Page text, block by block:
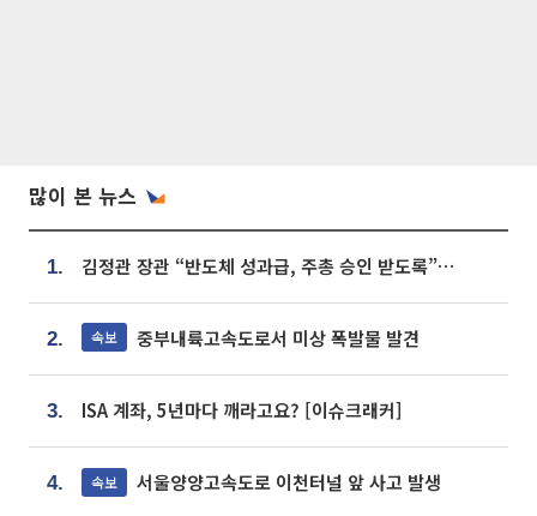
많이 본 뉴스
1. 김정관 장관 “반도체 성과급, 주총 승인 받도록”…상법·자본시장법 개정 시사
2. 속보 중부내륙고속도로서 미상 폭발물 발견
3. ISA 계좌, 5년마다 깨라고요? [이슈크래커]
4. 속보 서울양양고속도로 이천터널 앞 사고 발생